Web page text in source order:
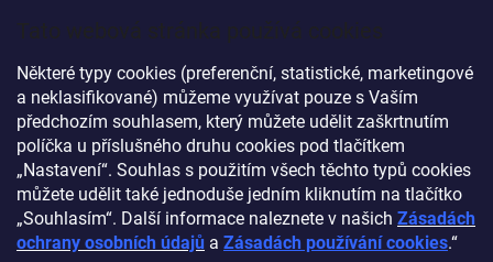
Tato webová stránka používá cookies
Některé typy cookies (preferenční, statistické, marketingové
a neklasifikované) můžeme využívat pouze s Vaším
předchozím souhlasem, který můžete udělit zaškrtnutím
políčka u příslušného druhu cookies pod tlačítkem
„Nastavení“. Souhlas s použitím všech těchto typů cookies
můžete udělit také jednoduše jedním kliknutím na tlačítko
„Souhlasím“. Další informace naleznete v našich Zásadách
ochrany osobních údajů a Zásadách používání cookies.“
Ujde to
Nelíbí se mi
Počet hlasů:340
Myprovas.cz Obchodnawebu.cz